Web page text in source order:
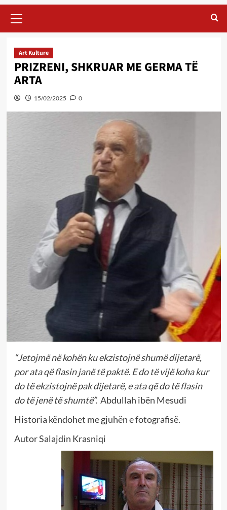
Menu
Art Kulture
PRIZRENI, SHKRUAR ME GERMA TË
ARTA
15/02/2025 0
“Jetojmë në kohën ku ekzistojnë shumë dijetarë,
por ata që flasin janë të paktë. E do të vijë koha kur
do të ekzistojnë pak dijetarë, e ata që do të flasin
do të jenë të shumtë”.Abdullah ibën Mesudi
Historia këndohet me gjuhën e fotografisë.
Autor Salajdin Krasniqi